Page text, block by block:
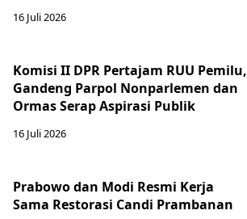
16 Juli 2026
Komisi II DPR Pertajam RUU Pemilu,
Gandeng Parpol Nonparlemen dan
Ormas Serap Aspirasi Publik
16 Juli 2026
Prabowo dan Modi Resmi Kerja
Sama Restorasi Candi Prambanan